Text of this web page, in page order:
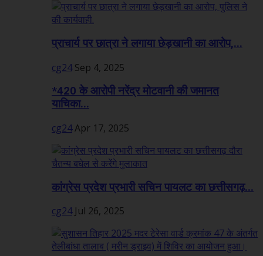
प्राचार्य पर छात्रा ने लगाया छेड़खानी का आरोप,...
cg24 Sep 4, 2025
*420 के आरोपी नरेंद्र मोटवानी की जमानत
याचिका...
cg24Apr 17, 2025
कांग्रेस प्रदेश प्रभारी सचिन पायलट का छत्तीसगढ़...
cg24 Jul 26, 2025